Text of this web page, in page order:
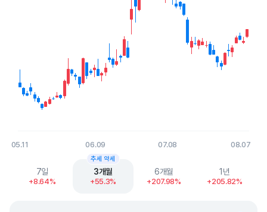
05.11 06.09 07.08 08.07
End of interactive chart.
7일
+8.64%
3개월
+55.3%
추세 약세
6개월
+207.98%
1년
+205.82%